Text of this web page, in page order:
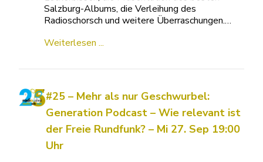
Salzburg-Albums, die Verleihung des
Radioschorsch und weitere Überraschungen.…
Weiterlesen ...
#25 – Mehr als nur Geschwurbel:
Generation Podcast – Wie relevant ist
der Freie Rundfunk? – Mi 27. Sep 19:00
Uhr